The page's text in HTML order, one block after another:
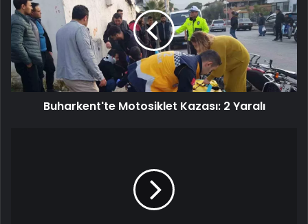
Kazası:
2
Yaralı
Buharkent'te Motosiklet Kazası: 2 Yaralı